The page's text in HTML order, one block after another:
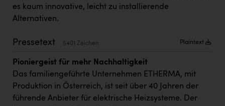
Oldtimer Raststationen und Motorhotels
Orlen
Passage Linz
PEZ
PÜSPÖK
es kaum innovative, leicht zu installierende
Alternativen.
Pressetext 5401 Zeichen Plaintext
Pioniergeist für mehr Nachhaltigkeit
Das familiengeführte Unternehmen ETHERMA, mit
Produktion in Österreich, ist seit über 40 Jahren der
führende Anbieter für elektrische Heizsysteme. Der